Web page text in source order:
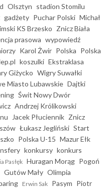
Olsztyn stadion Stomilu
gadżety Puchar Polski Michał
KS Brzesko Znicz Biała
prasowa wypowiedź
Karol Żwir Polska Polska
koszulki Ekstraklasa
Giżycko Wigry Suwałki
Miasto Lubawskie Dajtki
Świt Nowy Dwór
Andrzej Królikowski
Jacek Płuciennik Znicz
Łukasz Jegliński Start
Polska U-15 Mazur Ełk
konkursy konkurs
Pasłęk Huragan Morąg Pogoń
Gutów Mały Olimpia
Erwin Sak Pasym Piotr